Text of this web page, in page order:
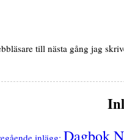
till nästa gång jag
Dagbok